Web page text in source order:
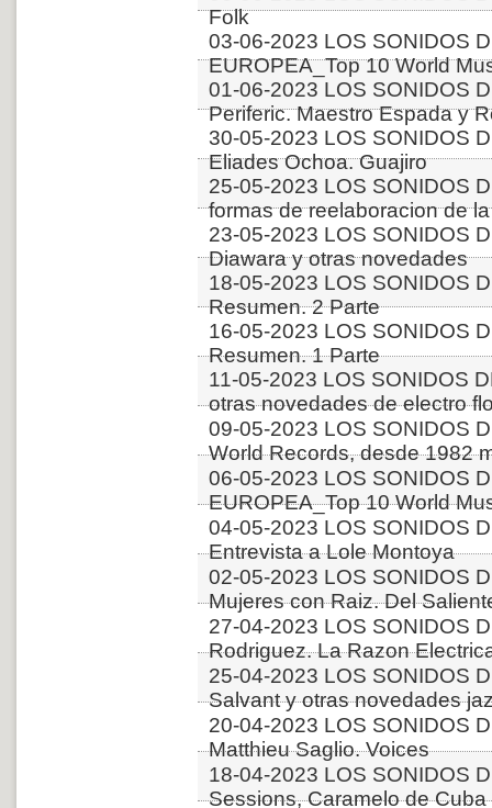
Folk
03-06-2023 LOS SONIDOS
EUROPEA_Top 10 World
01-06-2023 LOS SONIDOS
Periferic. Maestro Espada y
30-05-2023 LOS SONIDOS
Eliades Ochoa. Guajiro
25-05-2023 LOS SONIDOS
formas de reelaboracion de
23-05-2023 LOS SONIDOS
Diawara y otras novedades
18-05-2023 LOS SONIDOS
Resumen. 2 Parte
16-05-2023 LOS SONIDOS
Resumen. 1 Parte
11-05-2023 LOS SONIDOS
otras novedades de electro
09-05-2023 LOS SONIDOS
World Records, desde 1982
06-05-2023 LOS SONIDOS
EUROPEA_Top 10 World
04-05-2023 LOS SONIDOS
Entrevista a Lole Montoya
02-05-2023 LOS SONIDOS
Mujeres con Raiz. Del
27-04-2023 LOS SONIDOS
Rodriguez. La Razon
25-04-2023 LOS SONIDOS
Salvant y otras novedades
20-04-2023 LOS SONIDOS
Matthieu Saglio. Voices
18-04-2023 LOS SONIDOS
Sessions, Caramelo de